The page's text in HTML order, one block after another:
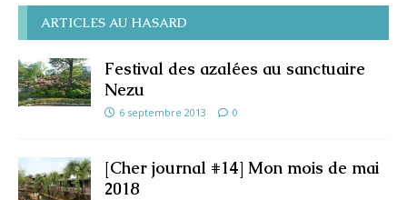
ARTICLES AU HASARD
Festival des azalées au sanctuaire
Nezu
6 septembre 2013 0
[Cher journal #14] Mon mois de mai
2018